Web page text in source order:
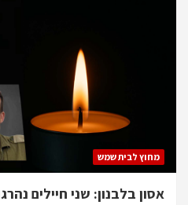
מחוץ לבית שמש
אסון בלבנון: שני חיילים